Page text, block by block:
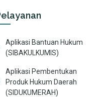
Aplikasi Bantuan Hukum
(SIBAKULKUMIS)
Aplikasi Pembentukan
Produk Hukum Daerah
(SIDUKUMERAH)